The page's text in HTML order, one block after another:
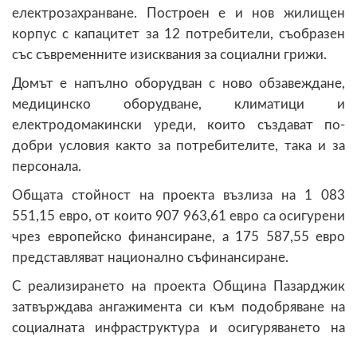
електрозахранване. Построен е и нов жилищен
корпус с капацитет за 12 потребители, съобразен
със съвременните изисквания за социални грижи.
Домът е напълно оборудван с ново обзавеждане,
медицинско оборудване, климатици и
електродомакински уреди, които създават по-
добри условия както за потребителите, така и за
персонала.
Общата стойност на проекта възлиза на 1 083
551,15 евро, от които 907 963,61 евро са осигурени
чрез европейско финансиране, а 175 587,55 евро
представляват национално съфинансиране.
С реализирането на проекта Община Пазарджик
затвърждава ангажимента си към подобряване на
социалната инфраструктура и осигуряването на